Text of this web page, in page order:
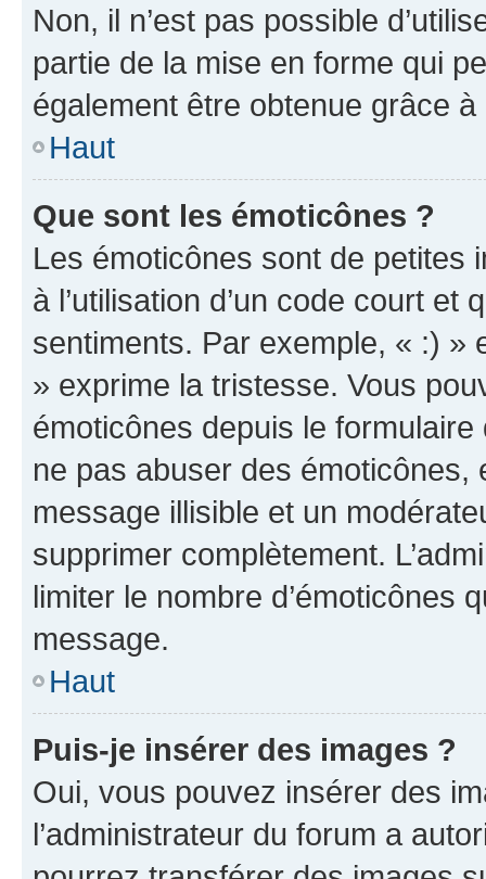
Non, il n’est pas possible
partie de la mise en forme qui
également être obtenue grâce à
Haut
Que sont les émoticônes ?
Les émoticônes sont de petites
à l’utilisation d’un code court et
sentiments. Par exemple, « :) »
» exprime la tristesse. Vous
émoticônes depuis le
ne pas abuser des
message illisible et un
supprimer complètement.
limiter le nombre d’émoticônes
message.
Haut
Puis-je insérer des images ?
Oui, vous pouvez insérer des
l’administrateur du forum a